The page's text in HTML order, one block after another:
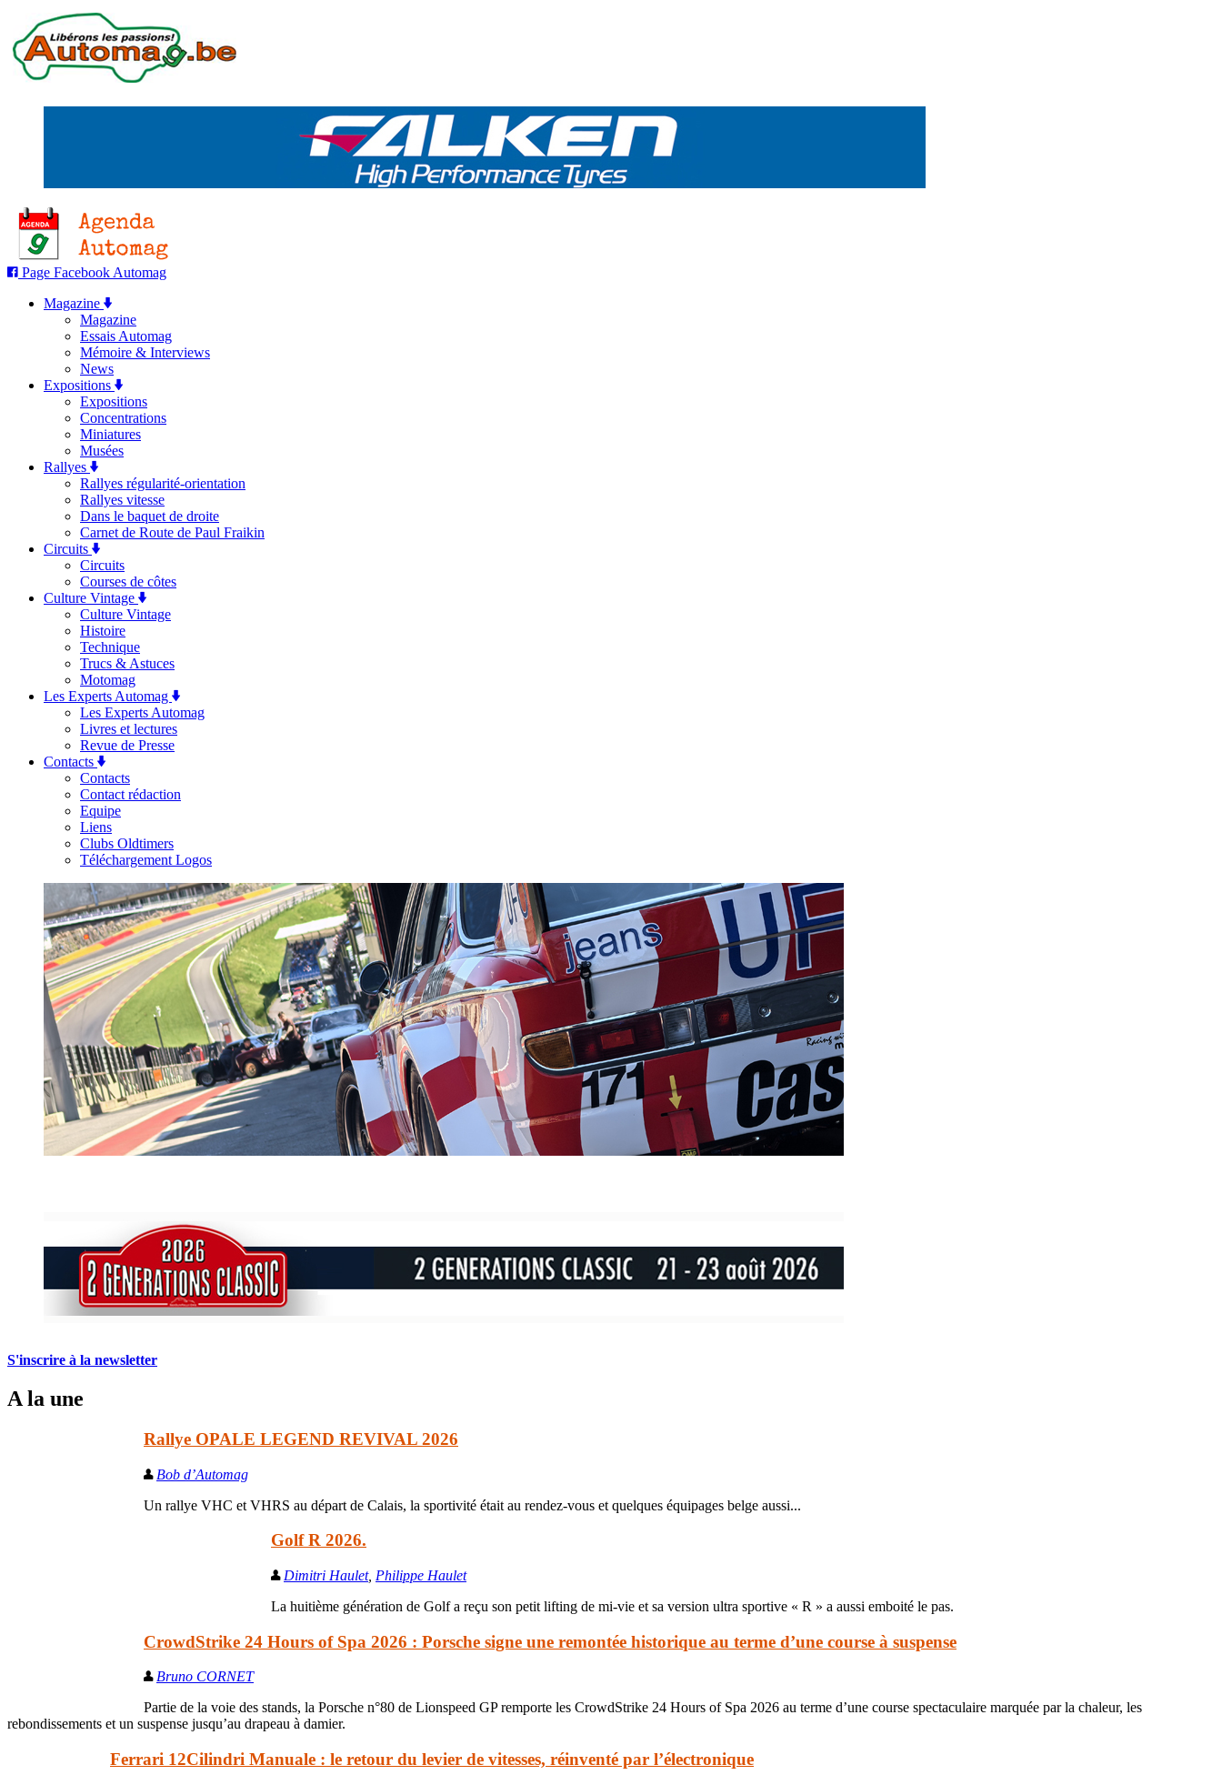
Page Facebook Automag
Magazine
Magazine
Essais Automag
Mémoire & Interviews
News
Expositions
Expositions
Concentrations
Miniatures
Musées
Rallyes
Rallyes régularité-orientation
Rallyes vitesse
Dans le baquet de droite
Carnet de Route de Paul Fraikin
Circuits
Circuits
Courses de côtes
Culture Vintage
Culture Vintage
Histoire
Technique
Trucs & Astuces
Motomag
Les Experts Automag
Les Experts Automag
Livres et lectures
Revue de Presse
Contacts
Contacts
Contact rédaction
Equipe
Liens
Clubs Oldtimers
Téléchargement Logos
S'inscrire à la newsletter
A la une
Rallye OPALE LEGEND REVIVAL 2026
Bob d’Automag
Un rallye VHC et VHRS au départ de Calais, la sportivité était au rendez-vous et quelques équipages belge aussi...
Golf R 2026.
Dimitri Haulet, Philippe Haulet
La huitième génération de Golf a reçu son petit lifting de mi-vie et sa version ultra sportive « R » a aussi emboité le pas.
CrowdStrike 24 Hours of Spa 2026 : Porsche signe une remontée historique au terme d’une course à suspense
Bruno CORNET
Partie de la voie des stands, la Porsche n°80 de Lionspeed GP remporte les CrowdStrike 24 Hours of Spa 2026 au terme d’une course spectaculaire marquée par la chaleur, les
rebondissements et un suspense jusqu’au drapeau à damier.
Ferrari 12Cilindri Manuale : le retour du levier de vitesses, réinventé par l’électronique